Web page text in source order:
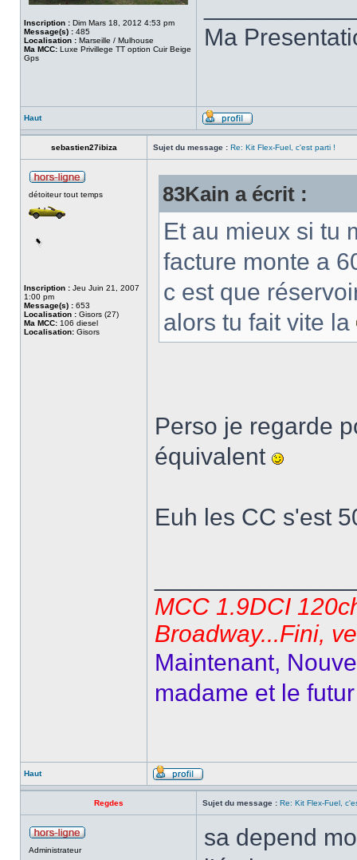
Inscription : Dim Mars 18, 2012 4:53 pm
Message(s) : 485
Localisation : Marseille / Mulhouse
Ma MCC: Luxe Privillege TT option Cuir Beige
Gps
Ma
Haut
sebastien27ibiza Sujet du message : Re: Kit Flex-Fuel, c'est parti !
détoiteur tout temps
Inscription : Jeu Juin 21, 2007
1:00 pm
Message(s) : 653
Localisation : Gisors (27)
Ma MCC: 106 diesel
Localisation: Gisors
83Kain a écrit :
Et au mieux si tu
facture monte a
c est que
alors tu fait vite la
Perso je regarde
équivalent
Euh les CC s'est
MCC 1.9DCI
Broadway...Fini,
Maintenant,
madame et le
Haut
Regdes Sujet du message : Re: Kit Flex-Fuel,
Administrateur
sa depend